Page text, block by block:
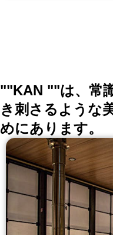
""KAN ""は、常
き刺さるような
めにあります。